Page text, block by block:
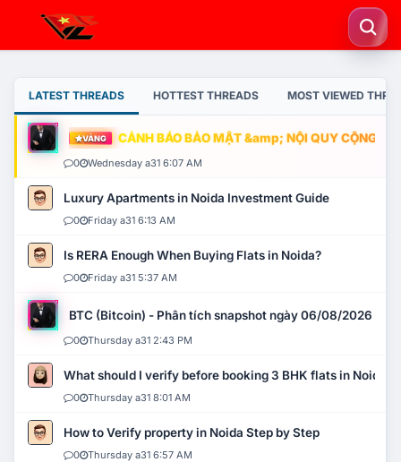
LATEST THREADS HOTTEST THREADS MOST VIEWED
VÀNG CẢNH BÁO BẢO MẬT &amp; NỘI QUY CỘNG
0 Wednesday a31 6:07 AM
Luxury Apartments in Noida Investment Guide
0 Friday a31 6:13 AM
Is RERA Enough When Buying Flats in Noida?
0 Friday a31 5:37 AM
BTC (Bitcoin) - Phân tích snapshot ngày 06/08/2026
0 Thursday a31 2:43 PM
What should I verify before booking 3 BHK flats in Noida?
0 Thursday a31 8:01 AM
How to Verify property in Noida Step by Step
0 Thursday a31 6:57 AM